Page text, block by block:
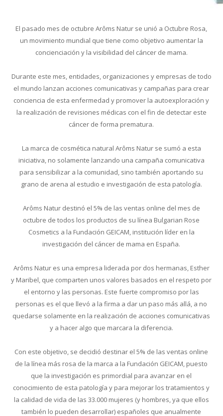
El pasado mes de octubre Arôms Natur se unió a Octubre Rosa,
un movimiento mundial que tiene como objetivo aumentar la
concienciación y la visibilidad del cáncer de mama.
Durante este mes, entidades, organizaciones y empresas de todo
el mundo lanzan acciones comunicativas y campañas para crear
conciencia de esta enfermedad y promover la autoexploración y
la realización de revisiones médicas con el fin de detectar este
cáncer de forma prematura.
La marca de cosmética natural Arôms Natur se sumó a esta
iniciativa, no solamente lanzando una campaña comunicativa
para sensibilizar a la comunidad, sino también aportando su
grano de arena al estudio e investigación de esta patología.
Arôms Natur destinó el 5% de las ventas online del mes de
octubre de todos los productos de su línea Bulgarian Rose
Cosmetics a la Fundación GEICAM, institución líder en la
investigación del cáncer de mama en España.
Arôms Natur es una empresa liderada por dos hermanas, Esther
y Maribel, que comparten unos valores basados en el respeto por
el entorno y las personas. Este fuerte compromiso por las
personas es el que llevó a la firma a dar un paso más allá, a no
quedarse solamente en la realización de acciones comunicativas
y a hacer algo que marcara la diferencia.
Con este objetivo, se decidió destinar el 5% de las ventas online
de la línea más rosa de la marca a la Fundación GEICAM, puesto
que la investigación es primordial para avanzar en el
conocimiento de esta patología y para mejorar los tratamientos y
la calidad de vida de las 33.000 mujeres (y hombres, ya que ellos
también lo pueden desarrollar) españoles que anualmente